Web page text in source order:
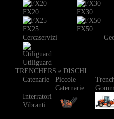
FX20
FX25
FX30
FX50
Cercaservizi
Utiliguard
TRENCHERS e DISCHI
Catenarie
Interratori
Vibranti
Piccole
Caternarie